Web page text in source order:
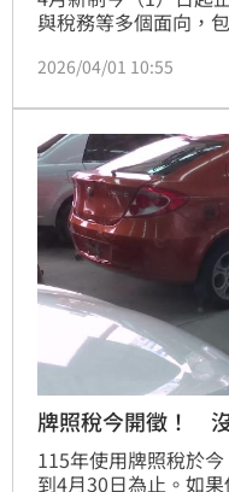
與稅務等多個面向，
限制等；同時，旅遊
也同步調整，另高鐵
共計10大新制，提醒
權益。
2026/04/01 10:55
牌照稅今開徵！
115年使用牌照稅於
到4月30日為止。如